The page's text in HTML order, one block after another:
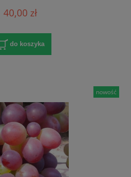
40,00 zł
do koszyka
nowość